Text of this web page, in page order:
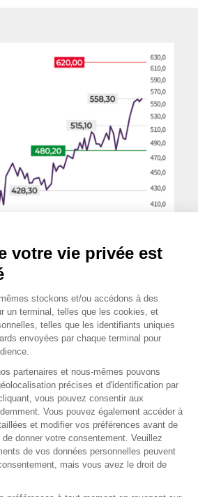
votre vie privée est
stockons et/ou accédons à des
un terminal, telles que les cookies, et
telles que les identifiants uniques
envoyées par chaque terminal pour
partenaires et nous-mêmes pouvons
précises et d'identification par
vous pouvez consentir aux
Vous pouvez également accéder à
et modifier vos préférences avant de
donner votre consentement. Veuillez
de vos données personnelles peuvent
mais vous avez le droit de